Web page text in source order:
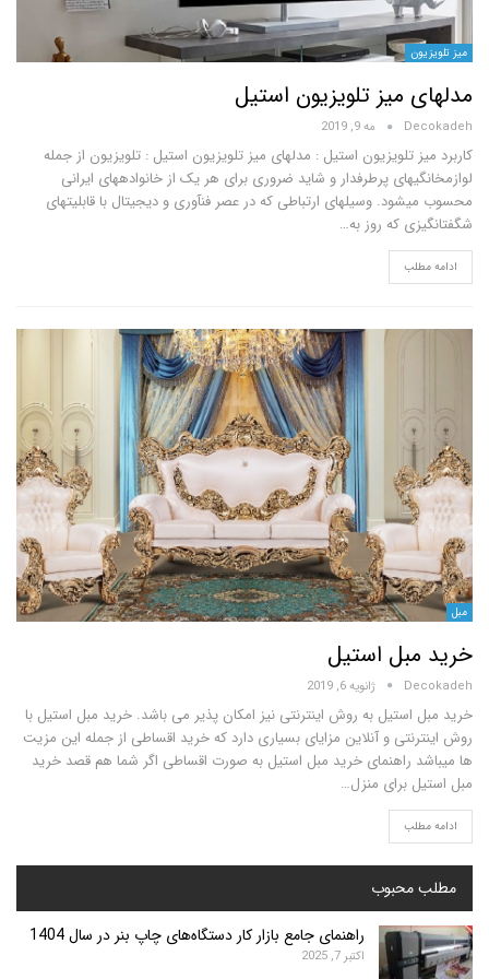
میز تلویزیون استیل
مه 9, 2019
تلویزیون استیل : مدلهای میز تلویزیون استیل : تلویزیون از جمله
پرطرفدار و شاید ضروری برای هر یک از خانواده­های ایرانی
وسیله­ای ارتباطی که در عصر فن­آوری و دیجیتال با قابلیتهای
که روز به…
استیل
ژانویه 6, 2019
به روش اینترنتی نیز امکان پذیر می باشد. خرید مبل استیل با
و آنلاین مزایای بسیاری دارد که خرید اقساطی از جمله این مزیت
راهنمای خرید مبل استیل به صورت اقساطی اگر شما هم قصد خرید
برای منزل…
راهنمای جامع بازار کار دستگاه‌های چاپ بنر در سال 1404
اکتبر 7, 2025